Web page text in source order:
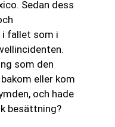
Sedan dess
i fallet som i
som den
eller kom
och hade
besättning?